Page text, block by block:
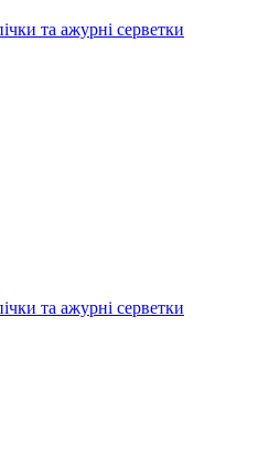
та ажурні серветки
та ажурні серветки